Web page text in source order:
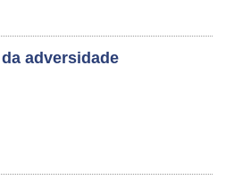
adversidade